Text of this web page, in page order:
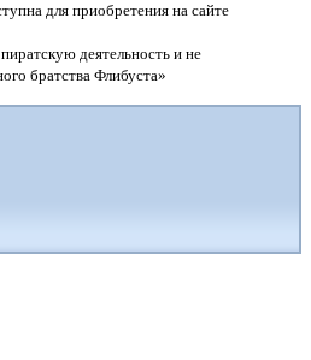
для приобретения на сайте
деятельность и не
братства Флибуста»